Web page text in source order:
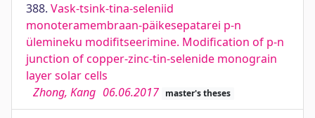
388. Vask-tsink-tina-seleniid
monoteramembraan-päikesepatarei p-n
ülemineku modifitseerimine. Modification of p-n
junction of copper-zinc-tin-selenide monograin
layer solar cells
Zhong, Kang 06.06.2017 master's theses